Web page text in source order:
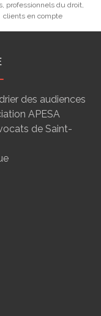
professionnels du droit,
clients en compte
des audiences
APESA
de Saint-